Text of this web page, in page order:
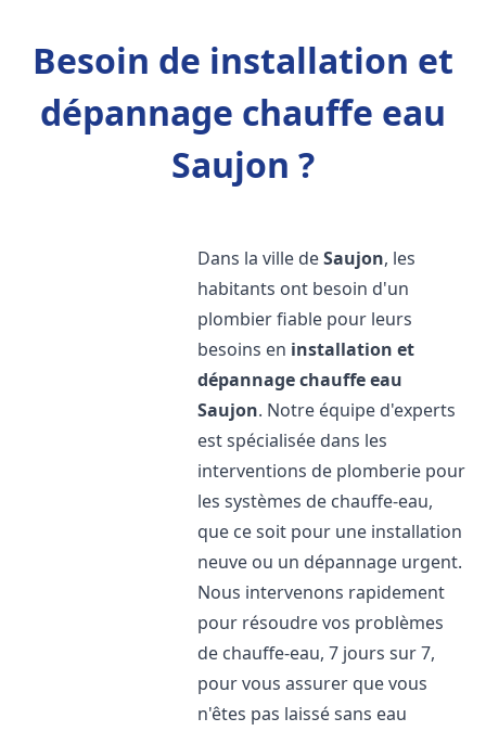
Besoin de installation et
dépannage chauffe eau
Saujon ?
Dans la ville deSaujon, les
habitants ont besoin d'un
plombier fiable pour leurs
besoins en installation et
dépannage chauffe eau
Saujon. Notre équipe d'experts
est spécialisée dans les
interventions de plomberie pour
les systèmes de chauffe-eau,
que ce soit pour une installation
neuve ou un dépannage urgent.
Nous intervenons rapidement
pour résoudre vos problèmes
de chauffe-eau, 7 jours sur 7,
pour vous assurer que vous
n'êtes pas laissé sans eau